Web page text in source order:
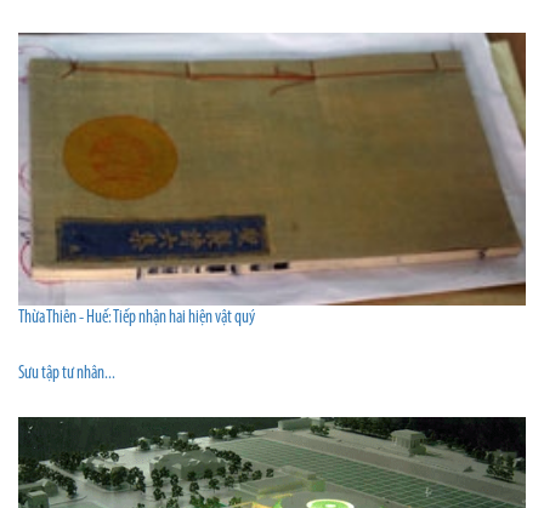
Thừa Thiên - Huế: Tiếp nhận hai hiện vật quý
Sưu tập tư nhân...